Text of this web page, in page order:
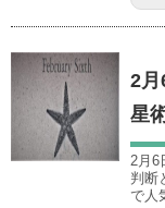
2月
星
2月6
判断
で人